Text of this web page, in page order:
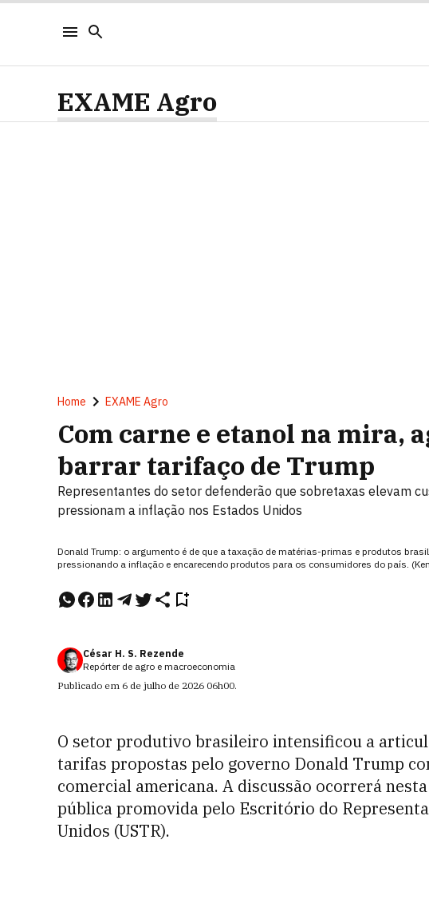
EXAME Agro
Home EXAME Agro
Com carne e etanol na mira,
barrar tarifaço de Trump
Representantes do setor defenderão que sobretaxas elevam
pressionam a inflação nos Estados Unidos
Donald Trump: o argumento é de que a taxação de matérias-primas e produtos
pressionando a inflação e encarecendo produtos para os consumidores do país.
César H. S. Rezende
Repórter de agro e macroeconomia
Publicado em 6 de julho de 2026 06h00.
O setor produtivo brasileiro intensificou a
tarifas propostas pelo governo Donald Trump
comercial americana. A discussão ocorrerá
pública promovida pelo Escritório do
Unidos (USTR).